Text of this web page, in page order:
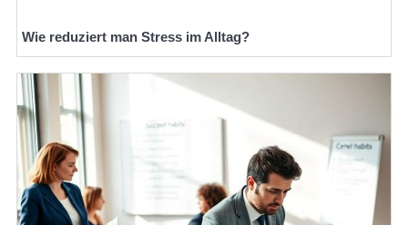
Wie reduziert man Stress im Alltag?